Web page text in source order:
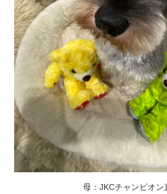
母：JKCチャンピオン